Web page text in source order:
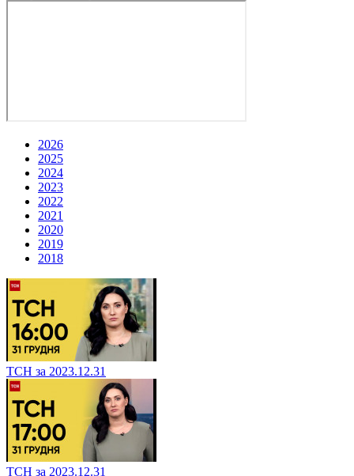
2026
2025
2024
2023
2022
2021
2020
2019
2018
ТСН за 2023.12.31
ТСН за 2023.12.31